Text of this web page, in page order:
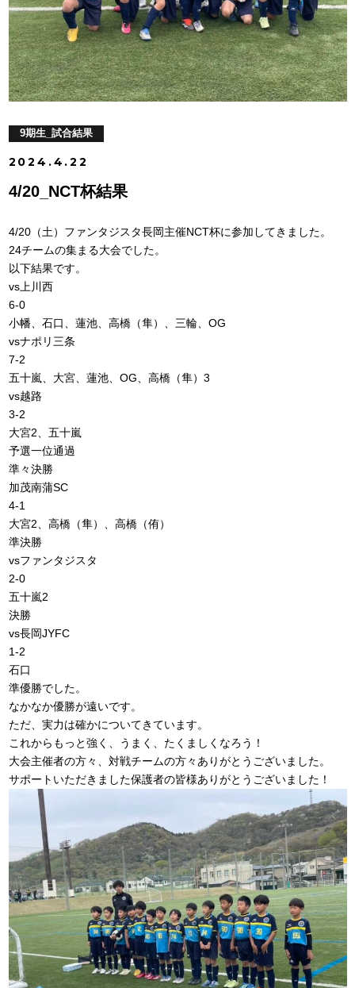
9期生_試合結果
2024.4.22
4/20_NCT杯結果
4/20（土）ファンタジスタ長岡主催NCT杯に参加してきました。
24チームの集まる大会でした。
以下結果です。
vs上川西
6‐0
小幡、石口、蓮池、高橋（隼）、三輪、OG
vsナポリ三条
7-2
五十嵐、大宮、蓮池、OG、高橋（隼）3
vs越路
3-2
大宮2、五十嵐
予選一位通過
準々決勝
加茂南蒲SC
4-1
大宮2、高橋（隼）、高橋（侑）
準決勝
vsファンタジスタ
2‐0
五十嵐2
決勝
vs長岡JYFC
1-2
石口
準優勝でした。
なかなか優勝が遠いです。
ただ、実力は確かについてきています。
これからもっと強く、うまく、たくましくなろう！
大会主催者の方々、対戦チームの方々ありがとうございました。
サポートいただきました保護者の皆様ありがとうございました！